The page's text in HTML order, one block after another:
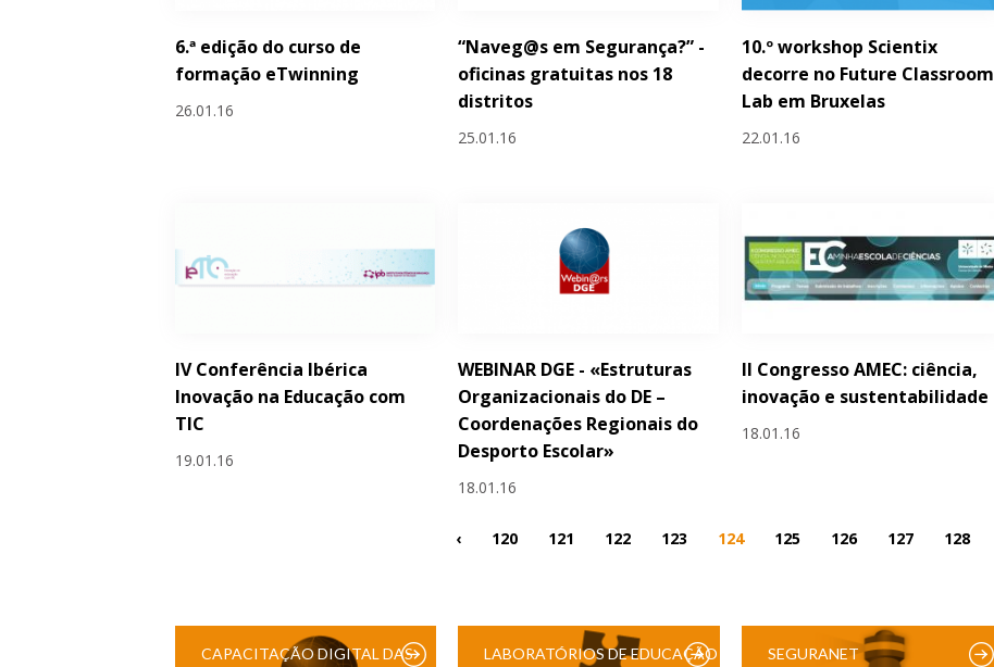
6.ª edição do curso de
formação eTwinning
26.01.16
“Naveg@s em Segurança?” -
oficinas gratuitas nos 18
distritos
25.01.16
10.º workshop Scientix
decorre no Future Classroom
Lab em Bruxelas
22.01.16
IV Conferência Ibérica
Inovação na Educação com
TIC
19.01.16
WEBINAR DGE - «Estruturas
Organizacionais do DE –
Coordenações Regionais do
Desporto Escolar»
18.01.16
II Congresso AMEC: ciência,
inovação e sustentabilidade
18.01.16
‹ 120 121 122 123 124 125 126 127 128
CAPACITAÇÃO DIGITAL DAS LABORATÓRIOS DE EDUCAÇÃO SEGURANET